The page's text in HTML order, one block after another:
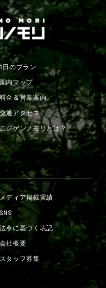
日のプラン
園内マップ
料金＆営業案内
通アクセス
ジゲンノモリとは？
メディア掲載実績
法令に基づく表記
会社概要
スタッフ募集